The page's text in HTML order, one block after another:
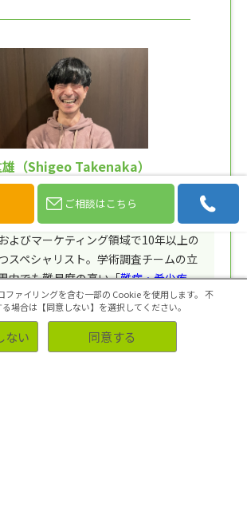
（Shigeo Takenaka）
ーク マーケティング管轄 マネージ
よびマーケティング領域で10年以上の
スペシャリスト。学術調査チームの立
内でも難易度の高い「難病・希少疾
」のリクルートサービスの立案・リリ
ご相談はこちら
ファイリングを含む一部の Cookie を使用します。 不
場合は【同意しない】を選択してください。
ない 同意する